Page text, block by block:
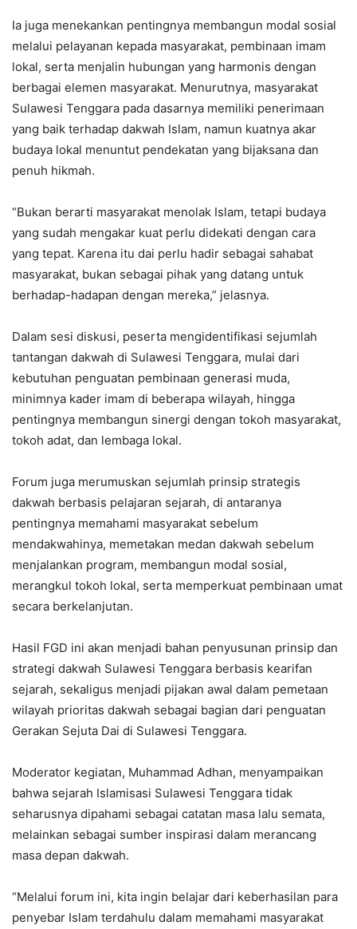
Ia juga menekankan pentingnya membangun modal sosial
melalui pelayanan kepada masyarakat, pembinaan imam
lokal, serta menjalin hubungan yang harmonis dengan
berbagai elemen masyarakat. Menurutnya, masyarakat
Sulawesi Tenggara pada dasarnya memiliki penerimaan
yang baik terhadap dakwah Islam, namun kuatnya akar
budaya lokal menuntut pendekatan yang bijaksana dan
penuh hikmah.
“Bukan berarti masyarakat menolak Islam, tetapi budaya
yang sudah mengakar kuat perlu didekati dengan cara
yang tepat. Karena itu dai perlu hadir sebagai sahabat
masyarakat, bukan sebagai pihak yang datang untuk
berhadap-hadapan dengan mereka,” jelasnya.
Dalam sesi diskusi, peserta mengidentifikasi sejumlah
tantangan dakwah di Sulawesi Tenggara, mulai dari
kebutuhan penguatan pembinaan generasi muda,
minimnya kader imam di beberapa wilayah, hingga
pentingnya membangun sinergi dengan tokoh masyarakat,
tokoh adat, dan lembaga lokal.
Forum juga merumuskan sejumlah prinsip strategis
dakwah berbasis pelajaran sejarah, di antaranya
pentingnya memahami masyarakat sebelum
mendakwahinya, memetakan medan dakwah sebelum
menjalankan program, membangun modal sosial,
merangkul tokoh lokal, serta memperkuat pembinaan umat
secara berkelanjutan.
Hasil FGD ini akan menjadi bahan penyusunan prinsip dan
strategi dakwah Sulawesi Tenggara berbasis kearifan
sejarah, sekaligus menjadi pijakan awal dalam pemetaan
wilayah prioritas dakwah sebagai bagian dari penguatan
Gerakan Sejuta Dai di Sulawesi Tenggara.
Moderator kegiatan, Muhammad Adhan, menyampaikan
bahwa sejarah Islamisasi Sulawesi Tenggara tidak
seharusnya dipahami sebagai catatan masa lalu semata,
melainkan sebagai sumber inspirasi dalam merancang
masa depan dakwah.
“Melalui forum ini, kita ingin belajar dari keberhasilan para
penyebar Islam terdahulu dalam memahami masyarakat